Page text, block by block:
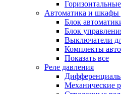
Автоматика и шкафы
Блок
Блок
Выключатели
Комплекты
Показать все
Реле давления
Механические